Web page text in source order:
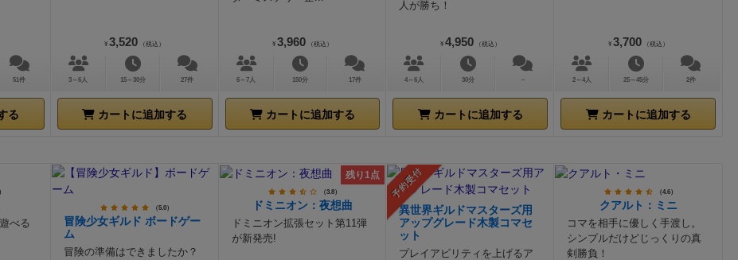
51件
る
¥ 3,520 （税込）
3～6人 15～30分 27件
カートに追加する
¥ 3,960 （税込）
6～7人 150分 17件
カートに追加する
人が勝ち！
¥ 4,950 （税込）
4～6人 30分 －
カートに追加する
¥ 3,700 （税込）
2～4人 25～45分 2件
カートに追加する
べる
（5.0）
冒険少女ギルド ボードゲー
ム
冒険の準備はできましたか？
残り1点
（3.8）
ドミニオン：夜想曲
ドミニオン拡張セット第11弾
が新発売!
予約受付
異世界ギルドマスターズ用
アップグレード木製コマセ
ット
プレイアビリティを上げるア
（4.6）
クアルト：ミニ
コマを相手に優しく手渡し。
シンプルだけどじっくりの真
剣勝負！